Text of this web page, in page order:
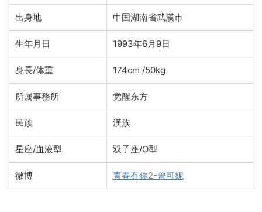
出身地 中国湖南省武漢市
生年月日 1993年6月9日
身長/体重 174cm /50kg
所属事務所 觉醒东方
民族 漢族
星座/血液型 双子座/O型
微博 青春有你2-曾可妮